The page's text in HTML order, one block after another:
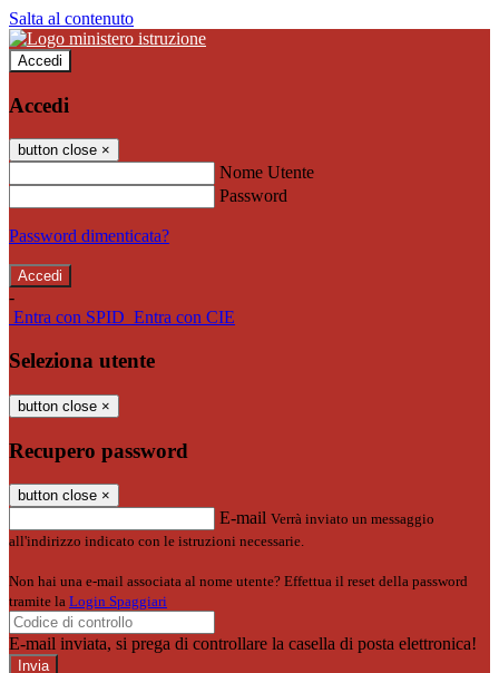
Salta al contenuto
Accedi
Accedi
button close ×
Nome Utente
Password
Password dimenticata?
-
Entra con SPID Entra con CIE
Seleziona utente
button close ×
Recupero password
button close ×
E-mail Verrà inviato un messaggio
all'indirizzo indicato con le istruzioni necessarie.
Non hai una e-mail associata al nome utente? Effettua il reset della password
tramite la Login Spaggiari
E-mail inviata, si prega di controllare la casella di posta elettronica!